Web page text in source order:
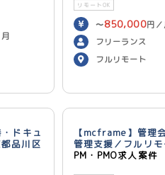
リモートOK
〜850,000円／
フリーランス
フルリモート
・ドキュ
品川区
【mcframe】管理
管理支援／フルリモ
PM・PMO求人案件